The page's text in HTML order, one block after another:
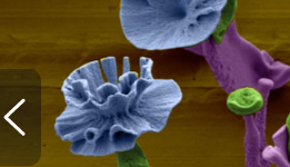
Výročí
MARIE TEREZIE
NAPOLEON